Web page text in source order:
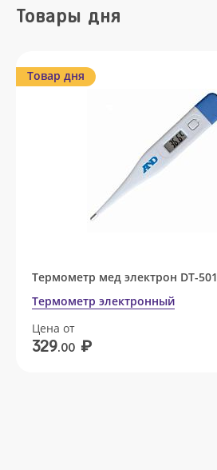
Товары дня
Товар дня
Термометр мед электрон DT-501
Термометр электронный
Цена от
329.00 ₽